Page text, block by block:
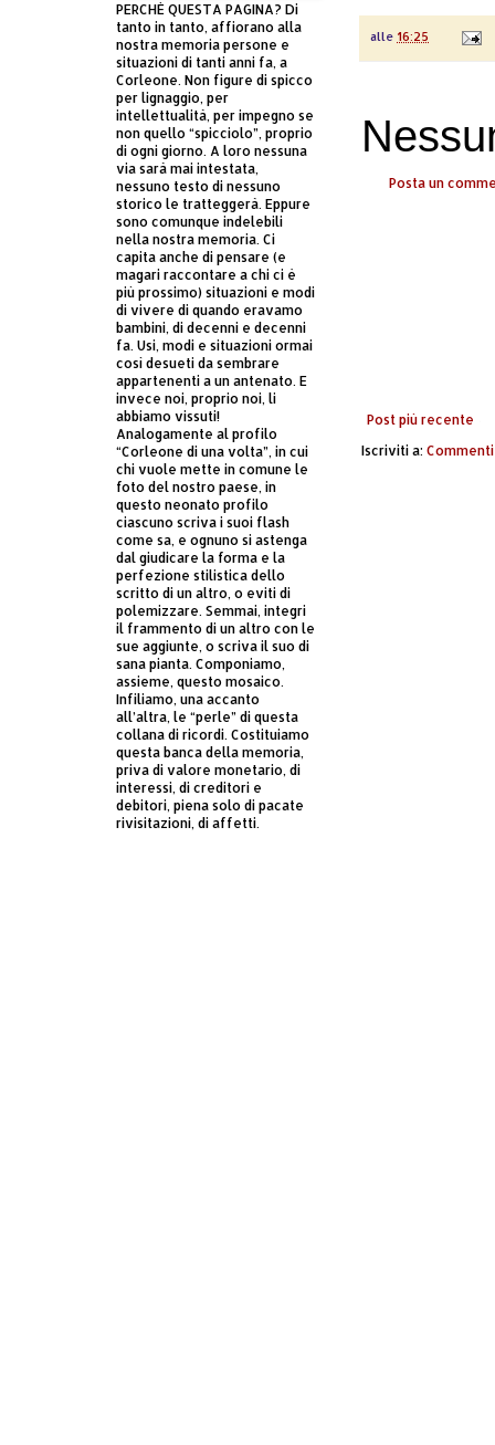
alle 16:25
Posta un
Post più recente
Iscriviti a:
PERCHÈ QUESTA PAGINA? Di
tanto in tanto, affiorano alla
nostra memoria persone e
situazioni di tanti anni fa, a
Corleone. Non figure di spicco
per lignaggio, per
intellettualità, per impegno se
non quello “spicciolo”, proprio
di ogni giorno. A loro nessuna
via sarà mai intestata,
nessuno testo di nessuno
storico le tratteggerà. Eppure
sono comunque indelebili
nella nostra memoria. Ci
capita anche di pensare (e
magari raccontare a chi ci è
più prossimo) situazioni e modi
di vivere di quando eravamo
bambini, di decenni e decenni
fa. Usi, modi e situazioni ormai
così desueti da sembrare
appartenenti a un antenato. E
invece noi, proprio noi, li
abbiamo vissuti!
Analogamente al profilo
“Corleone di una volta”, in cui
chi vuole mette in comune le
foto del nostro paese, in
questo neonato profilo
ciascuno scriva i suoi flash
come sa, e ognuno si astenga
dal giudicare la forma e la
perfezione stilistica dello
scritto di un altro, o eviti di
polemizzare. Semmai, integri
il frammento di un altro con le
sue aggiunte, o scriva il suo di
sana pianta. Componiamo,
assieme, questo mosaico.
Infiliamo, una accanto
all’altra, le “perle” di questa
collana di ricordi. Costituiamo
questa banca della memoria,
priva di valore monetario, di
interessi, di creditori e
debitori, piena solo di pacate
rivisitazioni, di affetti.